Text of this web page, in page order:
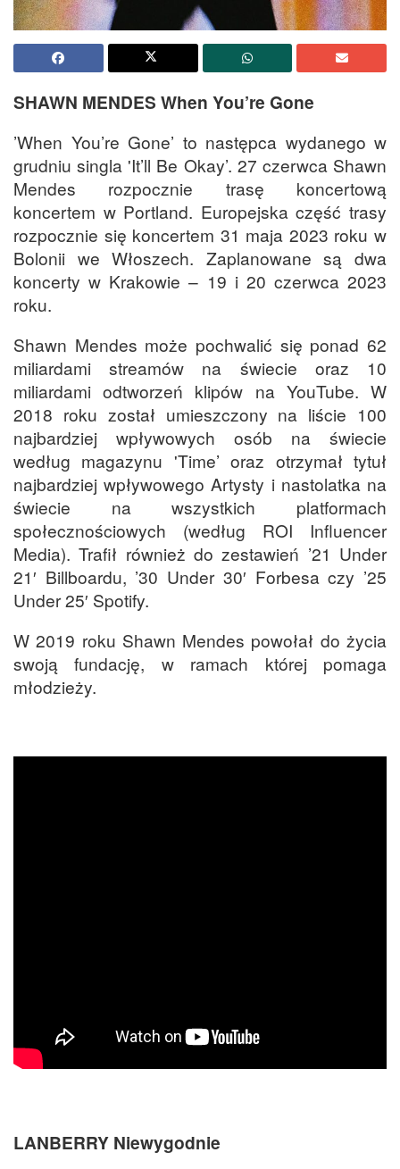
SHAWN MENDES When You’re Gone
’When You’re Gone’ to następca wydanego w
grudniu singla 'It’ll Be Okay’. 27 czerwca Shawn
Mendes rozpocznie trasę koncertową
koncertem w Portland. Europejska część trasy
rozpocznie się koncertem 31 maja 2023 roku w
Bolonii we Włoszech. Zaplanowane są dwa
koncerty w Krakowie – 19 i 20 czerwca 2023
roku.
Shawn Mendes może pochwalić się ponad 62
miliardami streamów na świecie oraz 10
miliardami odtworzeń klipów na YouTube. W
2018 roku został umieszczony na liście 100
najbardziej wpływowych osób na świecie
według magazynu 'Time’ oraz otrzymał tytuł
najbardziej wpływowego Artysty i nastolatka na
świecie na wszystkich platformach
społecznościowych (według ROI Influencer
Media). Trafił również do zestawień ’21 Under
21′ Billboardu, ’30 Under 30′ Forbesa czy ’25
Under 25′ Spotify.
W 2019 roku Shawn Mendes powołał do życia
swoją fundację, w ramach której pomaga
młodzieży.
LANBERRY Niewygodnie